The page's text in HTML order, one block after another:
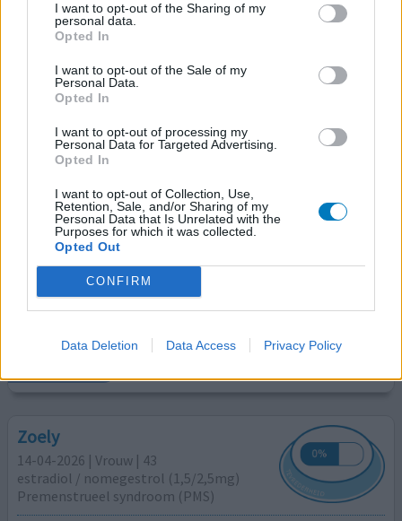
I want to opt-out of the Sharing of my
personal data.
Opted In
I want to opt-out of the Sale of my
Personal Data.
Opted In
I want to opt-out of processing my
Personal Data for Targeted Advertising.
Opted In
I want to opt-out of Collection, Use,
Retention, Sale, and/or Sharing of my
Personal Data that Is Unrelated with the
Purposes for which it was collected.
Opted Out
CONFIRM
Data Deletion Data Access Privacy Policy
estradiol / nomegestrol (1,5/2,5mg)
Niet in de lijst
Effectiviteit
Hoeveelheid bijwerkingen
hoofdpijn
duizeligheid
Na ruim 2 jaar een combinatiepil te hebben gebruikt
(soort van stederil/microginon 30) die werkte niet meer.
ben ik op advies de provera gestart. Deze moest ik
doorslikken zonder stop. 1,5 maand iedere dag zware
hoofdpijn en spierpijn. Daarom overgestapt op de Zoely.
Ook doorslikken en de placebo niet gebruiken en
meteen doorgaan dus met een nieuwe strip. Ik werd
Zoely
14-04-2026 | Vrouw | 43
estradiol / nomegestrol (1,5/2,5mg)
Premenstrueel syndroom (PMS)